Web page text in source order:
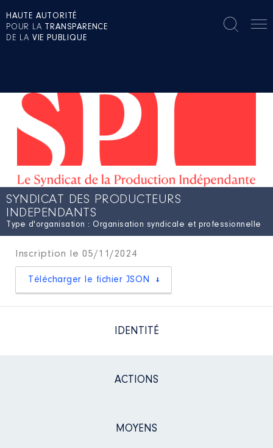
HAUTE AUTORITÉ
POUR LA TRANSPARENCE
DE LA VIE PUBLIQUE
SYNDICAT DES PRODUCTEURS
INDEPENDANTS
Type d'organisation : Organisation syndicale et professionnelle
Inscription le 05/11/2024
Télécharger le fichier JSON
IDENTITÉ
ACTIONS
MOYENS